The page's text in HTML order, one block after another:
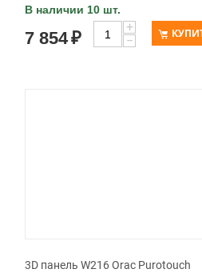
В наличии 10 шт.
7 854₽
+
−
3D панель W216 Orac Purotouch